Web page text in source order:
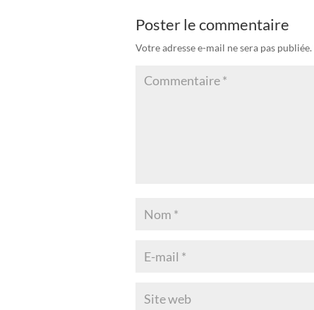
Poster le commentaire
Votre adresse e-mail ne sera pas publiée.